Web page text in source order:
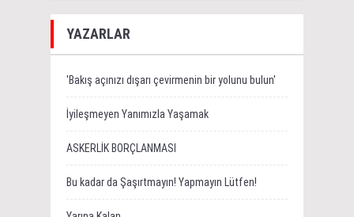
YAZARLAR
'Bakış açınızı dışarı çevirmenin bir yolunu bulun'
İyileşmeyen Yanımızla Yaşamak
ASKERLİK BORÇLANMASI
Bu kadar da Şaşırtmayın! Yapmayın Lütfen!